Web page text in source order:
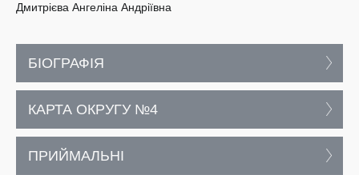
Дмитрієва Ангеліна Андріївна
БІОГРАФІЯ
КАРТА ОКРУГУ №4
ПРИЙМАЛЬНІ